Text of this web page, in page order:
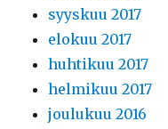
syyskuu 2017
elokuu 2017
huhtikuu 2017
helmikuu 2017
joulukuu 2016